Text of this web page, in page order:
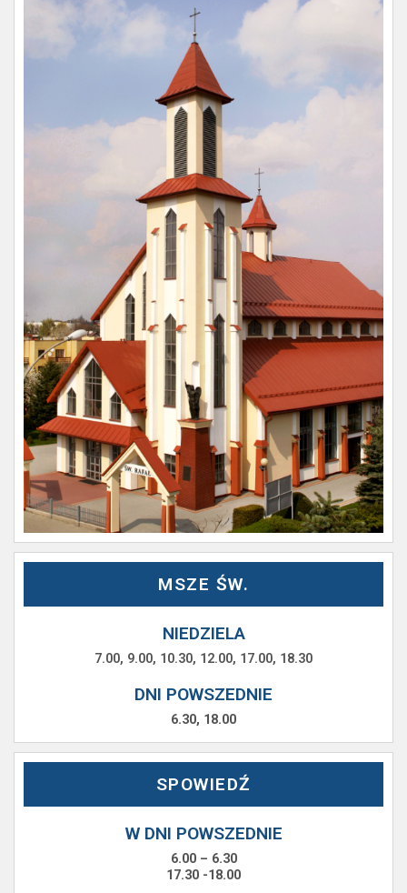
MSZE ŚW.
NIEDZIELA
7.00, 9.00, 10.30, 12.00, 17.00, 18.30
DNI POWSZEDNIE
6.30, 18.00
SPOWIEDŹ
W DNI POWSZEDNIE
6.00 – 6.30
17.30 -18.00